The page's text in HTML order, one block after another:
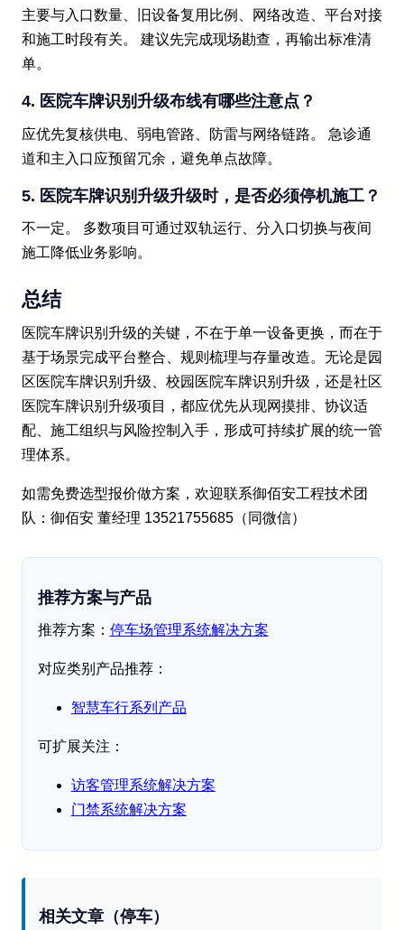
主要与入口数量、旧设备复用比例、网络改造、平台对接
和施工时段有关。 建议先完成现场勘查，再输出标准清
单。
4. 医院车牌识别升级布线有哪些注意点？
应优先复核供电、弱电管路、防雷与网络链路。 急诊通
道和主入口应预留冗余，避免单点故障。
5. 医院车牌识别升级升级时，是否必须停机施工？
不一定。 多数项目可通过双轨运行、分入口切换与夜间
施工降低业务影响。
总结
医院车牌识别升级的关键，不在于单一设备更换，而在于
基于场景完成平台整合、规则梳理与存量改造。无论是园
区医院车牌识别升级、校园医院车牌识别升级，还是社区
医院车牌识别升级项目，都应优先从现网摸排、协议适
配、施工组织与风险控制入手，形成可持续扩展的统一管
理体系。
如需免费选型报价做方案，欢迎联系御佰安工程技术团
队：御佰安 董经理 13521755685（同微信）
推荐方案与产品
推荐方案： 停车场管理系统解决方案
对应类别产品推荐：
智慧车行系列产品
可扩展关注：
访客管理系统解决方案
门禁系统解决方案
相关文章（停车）